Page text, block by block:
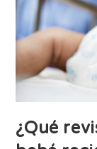
¿Qué